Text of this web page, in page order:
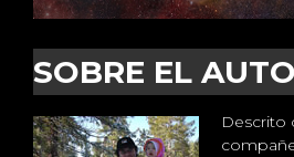
SOBRE EL
Descrito